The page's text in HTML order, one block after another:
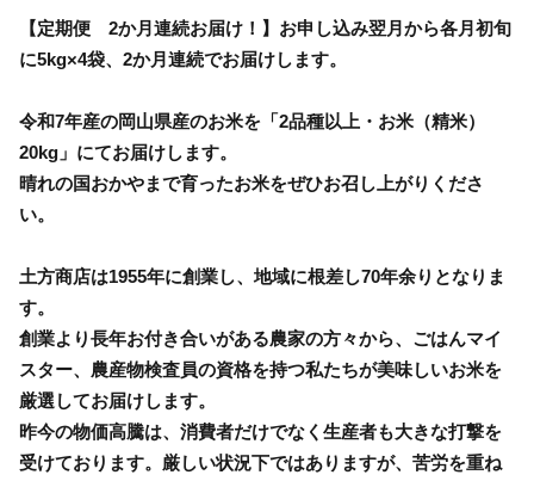
【定期便 2か月連続お届け！】お申し込み翌月から各月初旬
に5kg×4袋、2か月連続でお届けします。
令和7年産の岡山県産のお米を「2品種以上・お米（精米）
20kg」にてお届けします。
晴れの国おかやまで育ったお米をぜひお召し上がりくださ
い。
土方商店は1955年に創業し、地域に根差し70年余りとなりま
す。
創業より長年お付き合いがある農家の方々から、ごはんマイ
スター、農産物検査員の資格を持つ私たちが美味しいお米を
厳選してお届けします。
昨今の物価高騰は、消費者だけでなく生産者も大きな打撃を
受けております。厳しい状況下ではありますが、苦労を重ね